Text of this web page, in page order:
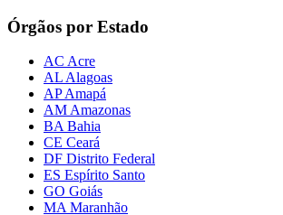
Órgãos por Estado
AC Acre
AL Alagoas
AP Amapá
AM Amazonas
BA Bahia
CE Ceará
DF Distrito Federal
ES Espírito Santo
GO Goiás
MA Maranhão